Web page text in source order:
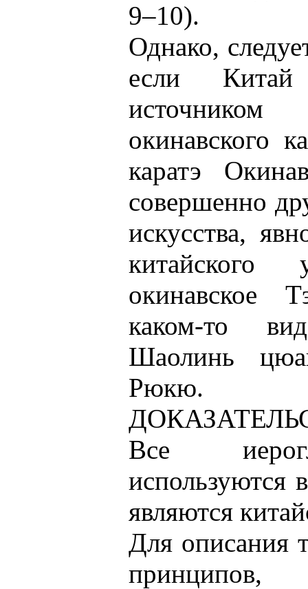
9–10).
Однако,
если
окинавского
каратэ
совершенно
искусства,
китайского
окинавское
каком-то
Шаолинь
Рюкю.
Все
используются
являются
Для описания